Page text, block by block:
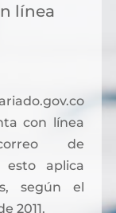
línea
con línea
de
esto aplica
según el
2011.